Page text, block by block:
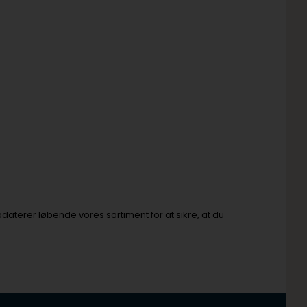
løbende vores sortiment for at sikre, at du